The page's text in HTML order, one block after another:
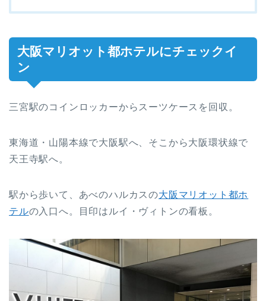
大阪マリオット都ホテルにチェックイ
ン
三宮駅のコインロッカーからスーツケースを回収。
東海道・山陽本線で大阪駅へ、そこから大阪環状線で
天王寺駅へ。
駅から歩いて、あべのハルカスの大阪マリオット都ホ
テルの入口へ。目印はルイ・ヴィトンの看板。